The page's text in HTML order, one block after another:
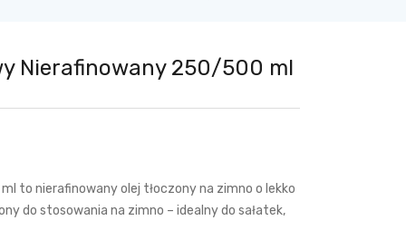
Nierafinowany 250/500 ml
to nierafinowany olej tłoczony na zimno o lekko
do stosowania na zimno – idealny do sałatek,